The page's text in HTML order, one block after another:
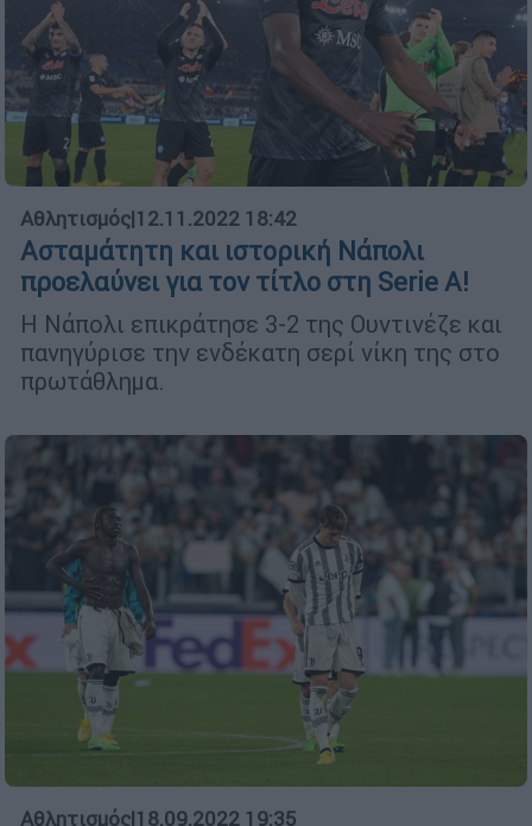
Αθλητισμός|12.11.2022 18:42
Ασταμάτητη και ιστορική Νάπολι
προελαύνει για τον τίτλο στη Serie A!
Η Νάπολι επικράτησε 3-2 της Ουντινέζε και
πανηγύρισε την ενδέκατη σερί νίκη της στο
πρωτάθλημα.
Αθλητισμός|18.09.2022 19:35